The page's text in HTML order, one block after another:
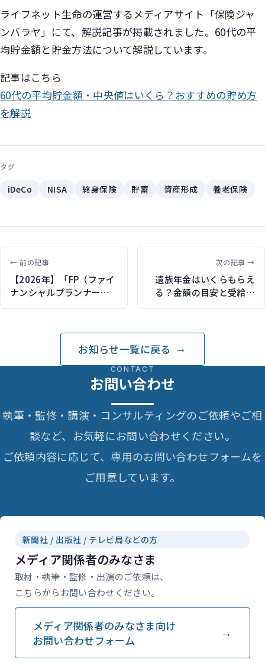
ライフネット生命の運営するメディアサイト「保険ジャ
ンバラヤ」にて、解説記事が掲載されました。60代の平
均貯金額と貯金方法について解説しています。
記事はこちら
60代の平均貯金額・中央値はいくら？おすすめの貯め方
を解説
タグ
iDeCo NISA 終身保険 貯蓄 資産形成 養老保険
← 前の記事
【2026年】「FP（ファイ
ナンシャルプランナー）
リコンランキング評価協
次の記事 →
遺族年金はいくらもらえ
る？金額の目安と受給要
お知らせ一覧に戻る
CONTACT
お問い合わせ
執筆・監修・講演・コンサルティングのご依頼やご相
談など、お気軽にお問い合わせください。
ご依頼内容に応じて、専用のお問い合わせフォームを
ご用意しています。
新聞社 / 出版社 / テレビ局などの方
メディア関係者のみなさま
取材・執筆・監修・出演のご依頼は、
こちらからお問い合わせください。
メディア関係者のみなさま向け
お問い合わせフォーム